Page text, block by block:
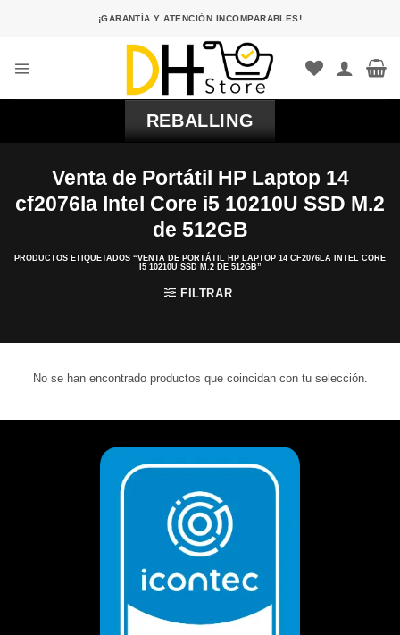
¡GARANTÍA Y ATENCIÓN INCOMPARABLES!
REBALLING
Venta de Portátil HP Laptop 14
cf2076la Intel Core i5 10210U SSD M.2
de 512GB
PRODUCTOS ETIQUETADOS “VENTA DE PORTÁTIL HP LAPTOP 14 CF2076LA INTEL CORE
I5 10210U SSD M.2 DE 512GB”
FILTRAR
No se han encontrado productos que coincidan con tu selección.